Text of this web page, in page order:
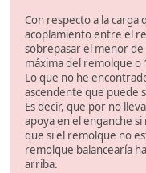
Con respecto a la
acoplamiento entre el
sobrepasar el menor de
máxima del remolque o
Lo que no he
ascendente que puede
Es decir, que por no
apoya en el enganche
que si el remolque no
remolque balancearía
arriba.